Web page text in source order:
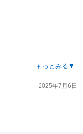
もっとみる▼
2025年7月6日